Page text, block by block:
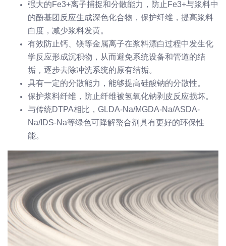
强大的Fe3+离子捕捉和分散能力，防止Fe3+与浆料中
的酚基团反应生成深色化合物，保护纤维，提高浆料
白度，减少浆料发黄。
有效防止钙、镁等金属离子在浆料漂白过程中发生化
学反应形成沉积物，从而避免系统设备和管道的结
垢，逐步去除冲洗系统的原有结垢。
具有一定的分散能力，能够提高硅酸钠的分散性。
保护浆料纤维，防止纤维被氢氧化钠剥皮反应损坏。
与传统DTPA相比，GLDA-Na/MGDA-Na/ASDA-
Na/IDS-Na等绿色可降解螯合剂具有更好的环保性
能。